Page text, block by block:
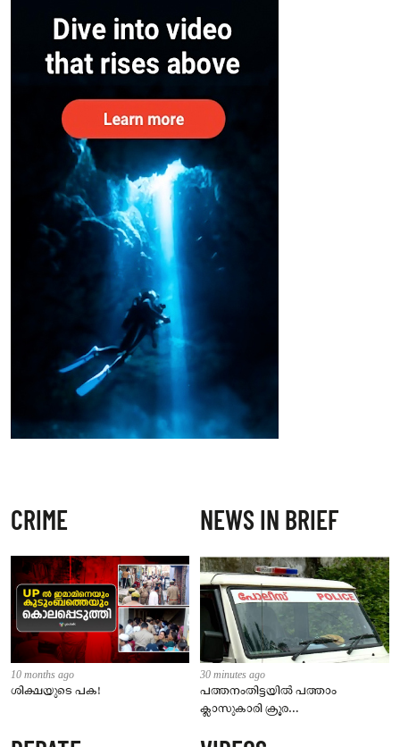
CRIME
10 months ago
ശിക്ഷയുടെ പക!
NEWS IN BRIEF
30 minutes ago
പത്തനംതിട്ടയിൽ പത്താം
ക്ലാസുകാരി ക്രൂര